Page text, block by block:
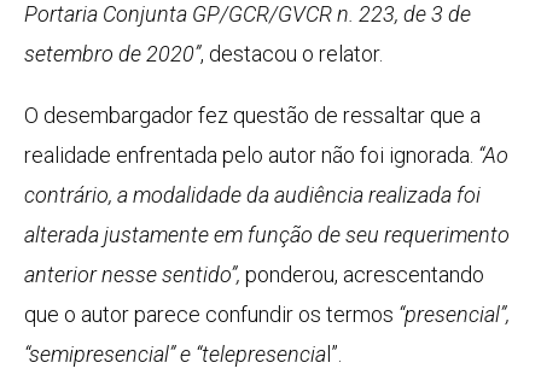
Portaria Conjunta GP/GCR/GVCR n. 223, de 3 de
setembro de 2020”, destacou o relator.
O desembargador fez questão de ressaltar que a
realidade enfrentada pelo autor não foi ignorada. “Ao
contrário, a modalidade da audiência realizada foi
alterada justamente em função de seu requerimento
anterior nesse sentido”, ponderou, acrescentando
que o autor parece confundir os termos “presencial”,
“semipresencial” e “telepresencia l”.